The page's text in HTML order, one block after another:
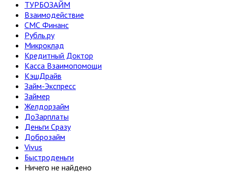
ТУРБОЗАЙМ
Взаимодействие
СМС Финанс
Рубль.ру
Микроклад
Кредитный Доктор
Касса Взаимопомощи
КэшДрайв
Займ-Экспресс
Займер
Желдорзайм
ДоЗарплаты
Деньги Сразу
Доброзайм
Vivus
Быстроденьги
Ничего не найдено